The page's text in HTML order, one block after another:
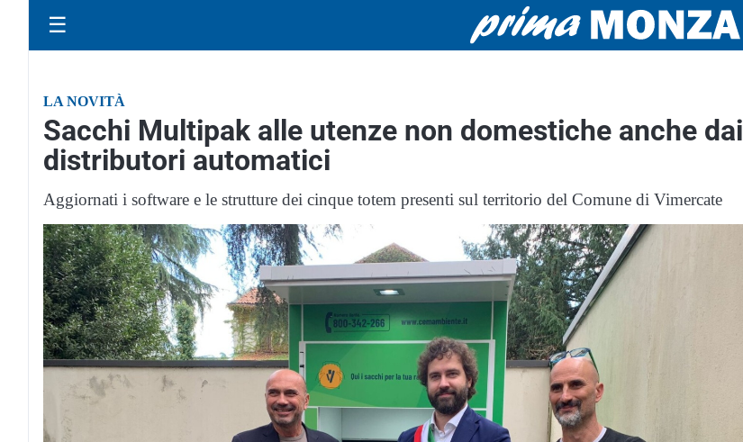
☰
LA NOVITÀ
Sacchi Multipak alle utenze non domestiche anche dai
distributori automatici
Aggiornati i software e le strutture dei cinque totem presenti sul territorio del Comune di Vimercate